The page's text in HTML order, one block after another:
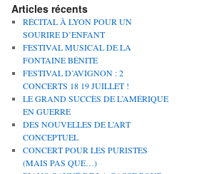
Articles récents
RÉCITAL À LYON POUR UN
SOURIRE D’ENFANT
FESTIVAL MUSICAL DE LA
FONTAINE BÉNITE
FESTIVAL D’AVIGNON : 2
CONCERTS 18 19 JUILLET !
LE GRAND SUCCÈS DE L’AMÉRIQUE
EN GUERRE
DES NOUVELLES DE L’ART
CONCEPTUEL
CONCERT POUR LES PURISTES
(MAIS PAS QUE…)